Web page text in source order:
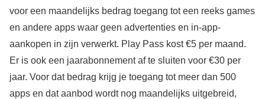
voor een maandelijks bedrag toegang tot een reeks games
en andere apps waar geen advertenties en in-app-
aankopen in zijn verwerkt. Play Pass kost €5 per maand.
Er is ook een jaarabonnement af te sluiten voor €30 per
jaar. Voor dat bedrag krijg je toegang tot meer dan 500
apps en dat aanbod wordt nog maandelijks uitgebreid,